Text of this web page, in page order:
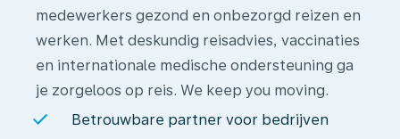
medewerkers gezond en onbezorgd reizen en
werken. Met deskundig reisadvies, vaccinaties
en internationale medische ondersteuning ga
je zorgeloos op reis. We keep you moving.
Betrouwbare partner voor bedrijven